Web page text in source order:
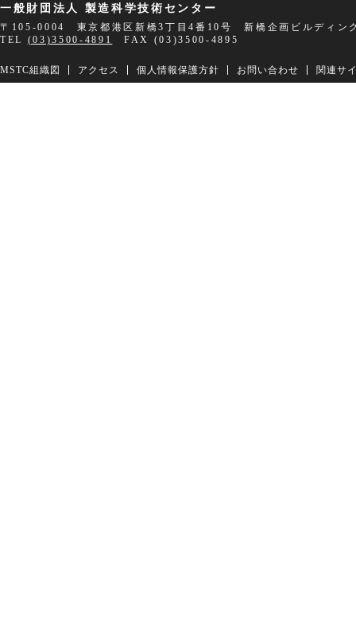
一般財団法人 製造科学技術センター
〒105-0004 東京都港区新橋3丁目4番10号 新橋企画ビルディン
TEL (03)3500-4891 FAX (03)3500-4895
MSTC組織図 アクセス 個人情報保護方針 お問い合わせ 関連サ